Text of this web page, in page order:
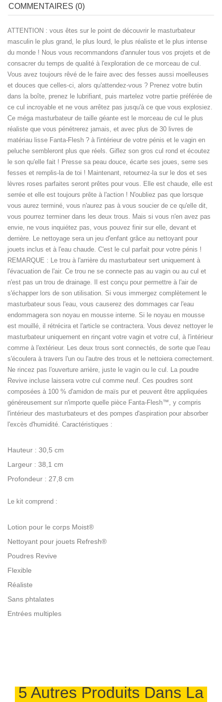
COMMENTAIRES (0)
ATTENTION : vous êtes sur le point de découvrir le masturbateur
masculin le plus grand, le plus lourd, le plus réaliste et le plus intense
du monde ! Nous vous recommandons d'annuler tous vos projets et de
consacrer du temps de qualité à l'exploration de ce morceau de cul.
Vous avez toujours rêvé de le faire avec des fesses aussi moelleuses
et douces que celles-ci, alors qu'attendez-vous ? Prenez votre butin
dans la boîte, prenez le lubrifiant, puis martelez votre partie préférée de
ce cul incroyable et ne vous arrêtez pas jusqu'à ce que vous explosiez.
Ce méga masturbateur de taille géante est le morceau de cul le plus
réaliste que vous pénétrerez jamais, et avec plus de 30 livres de
matériau lisse Fanta-Flesh ? à l'intérieur de votre pénis et le vagin en
peluche sembleront plus que réels. Giflez son gros cul rond et écoutez
le son qu'elle fait ! Presse sa peau douce, écarte ses joues, serre ses
fesses et remplis-la de toi ! Maintenant, retournez-la sur le dos et ses
lèvres roses parfaites seront prêtes pour vous. Elle est chaude, elle est
serrée et elle est toujours prête à l'action ! N'oubliez pas que lorsque
vous aurez terminé, vous n'aurez pas à vous soucier de ce qu'elle dit,
vous pourrez terminer dans les deux trous. Mais si vous n'en avez pas
envie, ne vous inquiétez pas, vous pouvez finir sur elle, devant et
derrière. Le nettoyage sera un jeu d'enfant grâce au nettoyant pour
jouets inclus et à l'eau chaude. C'est le cul parfait pour votre pénis !
REMARQUE : Le trou à l'arrière du masturbateur sert uniquement à
l'évacuation de l'air. Ce trou ne se connecte pas au vagin ou au cul et
n'est pas un trou de drainage. Il est conçu pour permettre à l'air de
s'échapper lors de son utilisation. Si vous immergez complètement le
masturbateur sous l'eau, vous causerez des dommages car l'eau
endommagera son noyau en mousse interne. Si le noyau en mousse
est mouillé, il rétrécira et l'article se contractera. Vous devez nettoyer le
masturbateur uniquement en rinçant votre vagin et votre cul, à l'intérieur
comme à l'extérieur. Les deux trous sont connectés, de sorte que l'eau
s'écoulera à travers l'un ou l'autre des trous et le nettoiera correctement.
Ne rincez pas l'ouverture arrière, juste le vagin ou le cul. La poudre
Revive incluse laissera votre cul comme neuf. Ces poudres sont
composées à 100 % d'amidon de maïs pur et peuvent être appliquées
généreusement sur n'importe quelle pièce Fanta-Flesh™, y compris
l'intérieur des masturbateurs et des pompes d'aspiration pour absorber
l'excès d'humidité. Caractéristiques :
Hauteur : 30,5 cm
Largeur : 38,1 cm
Profondeur : 27,8 cm
Le kit comprend :
Lotion pour le corps Moist®
Nettoyant pour jouets Refresh®
Poudres Revive
Flexible
Réaliste
Sans phtalates
Entrées multiples
5 Autres Produits Dans La